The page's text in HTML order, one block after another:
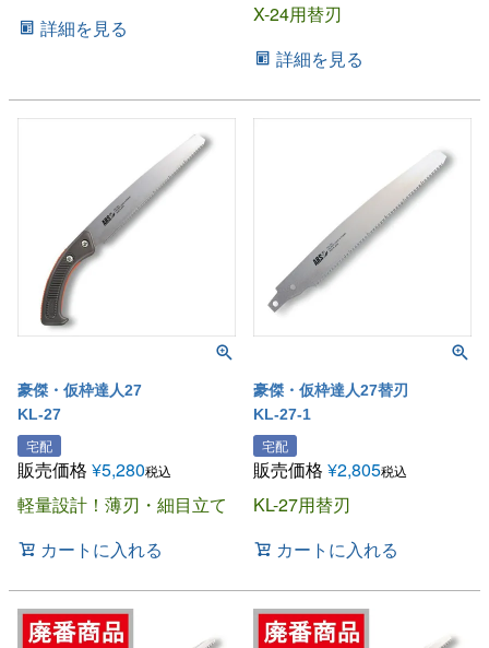
詳細を見る
X-24用替刃
詳細を見る
豪傑・仮枠達人27
KL-27
宅配
販売価格 ¥5,280税込
軽量設計！薄刃・細目立て
カートに入れる
豪傑・仮枠達人27替刃
KL-27-1
宅配
販売価格 ¥2,805税込
KL-27用替刃
カートに入れる